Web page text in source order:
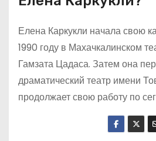
Елена Каркукли начала свою
1990 году в Махачкалинском
Гамзата Цадаса. Затем она
драматический театр имени
продолжает свою работу по